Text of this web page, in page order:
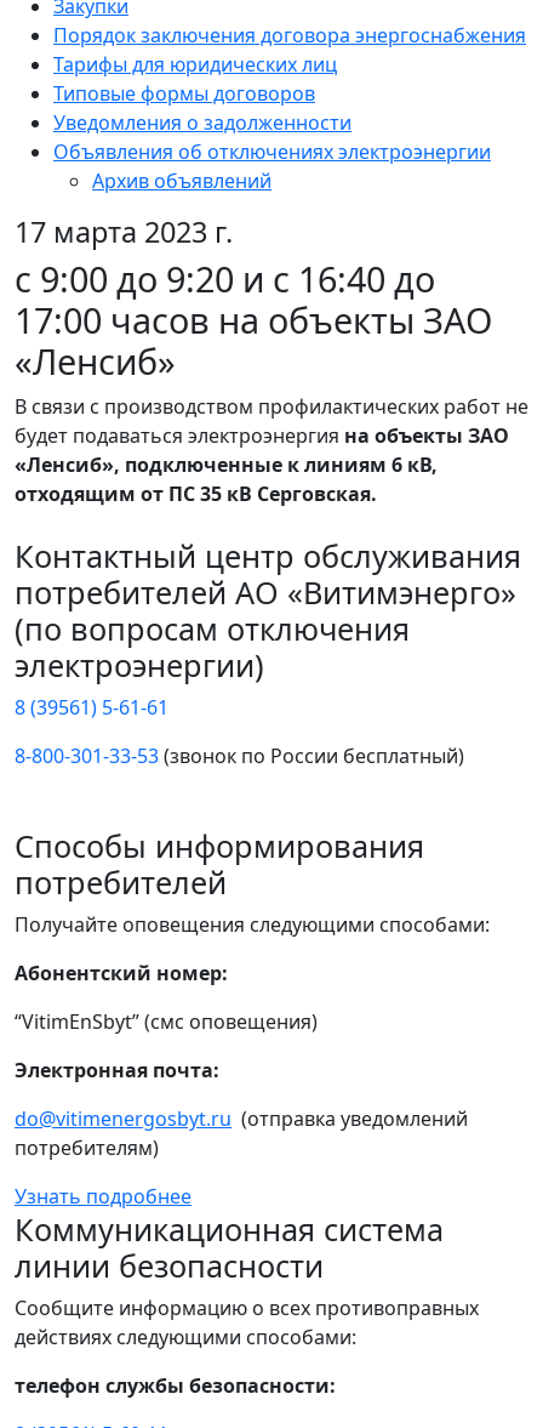
Закупки
Порядок заключения договора энергоснабжения
Тарифы для юридических лиц
Типовые формы договоров
Уведомления о задолженности
Объявления об отключениях электроэнергии
Архив объявлений
17 марта 2023 г.
с 9:00 до 9:20 и с 16:40 до
17:00 часов на объекты ЗАО
«Ленсиб»
В связи с производством профилактических работ не
будет подаваться электроэнергия на объекты ЗАО
«Ленсиб», подключенные к линиям 6 кВ,
отходящим от ПС 35 кВ Серговская.
Контактный центр обслуживания
потребителей АО «Витимэнерго»
(по вопросам отключения
электроэнергии)
8 (39561) 5-61-61
8-800-301-33-53(звонок по России бесплатный)
Способы информирования
потребителей
Получайте оповещения следующими способами:
Абонентский номер:
“VitimEnSbyt” (смс оповещения)
Электронная почта:
do@vitimenergosbyt.ru (отправка уведомлений
потребителям)
Узнать подробнее
Коммуникационная система
линии безопасности
Сообщите информацию о всех противоправных
действиях следующими способами:
телефон службы безопасности: